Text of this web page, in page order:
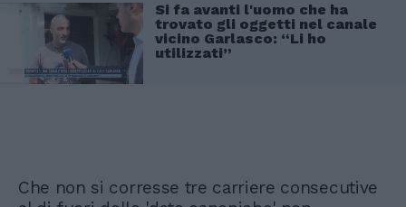
Si fa avanti l'uomo che ha
trovato gli oggetti nel canale
vicino Garlasco: “Li ho
utilizzati”
Che non si corresse tre carriere consecutive